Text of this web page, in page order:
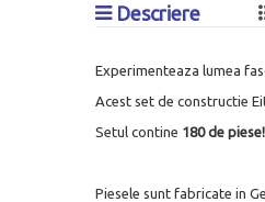
Descriere
Experimenteaza lumea
Acest set de constructie
Setul contine 180 de piese!
Piesele sunt fabricate in